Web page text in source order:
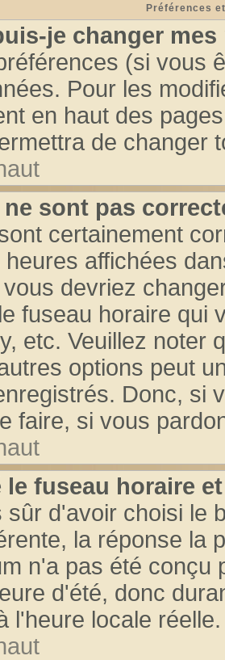
Préférences
je changer mes
(si vous
Pour les
en haut des
de changer
ne sont pas
certainement
affichées
devriez
fuseau horaire qui
etc. Veuillez noter
options peut
Donc, si
faire, si vous
le fuseau horaire
sûr d'avoir choisi le
la réponse la
n'a pas été conçu
d'été, donc
l'heure locale réelle.